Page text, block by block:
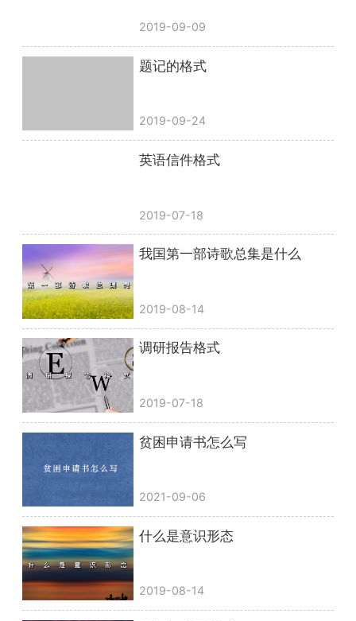
2019-09-09
题记的格式
2019-09-24
英语信件格式
2019-07-18
我国第一部诗歌总集是什么
2019-08-14
调研报告格式
2019-07-18
贫困申请书怎么写
2021-09-06
什么是意识形态
2019-08-14